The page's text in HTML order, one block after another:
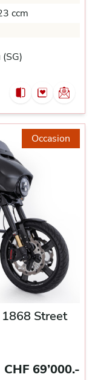
ccm
Occasion
1868 Street
CHF 69’000.-